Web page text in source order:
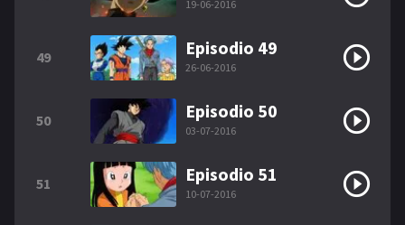
19-06-2016
49 Episodio 49
26-06-2016
50 Episodio 50
03-07-2016
51 Episodio 51
10-07-2016